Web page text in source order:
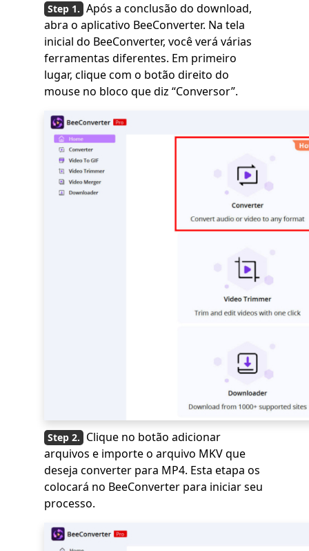
Após a conclusão do download,
abra o aplicativo BeeConverter. Na tela
inicial do BeeConverter, você verá várias
ferramentas diferentes. Em primeiro
lugar, clique com o botão direito do
mouse no bloco que diz “Conversor”.
Clique no botão adicionar
arquivos e importe o arquivo MKV que
deseja converter para MP4. Esta etapa os
colocará no BeeConverter para iniciar seu
processo.